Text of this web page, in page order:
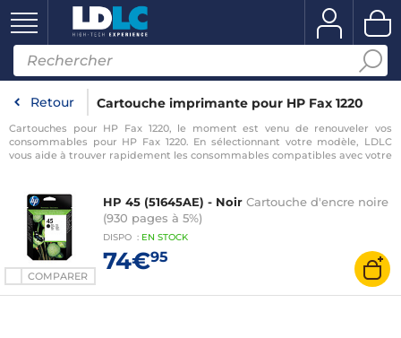
Retour Cartouche imprimante pour HP Fax 1220
Cartouches pour HP Fax 1220, le moment est venu de renouveler vos
consommables pour HP Fax 1220. En sélectionnant votre modèle, LDLC
vous aide à trouver rapidement les consommables compatibles avec votre
COMPARER
HP 45 (51645AE) - Noir Cartouche d'encre noire
(930 pages à 5%)
DISPO : EN STOCK
74€95